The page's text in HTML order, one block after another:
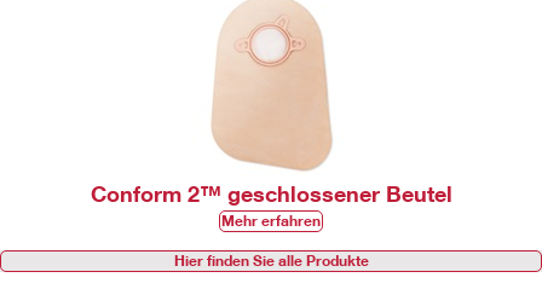
Conform 2™ geschlossener Beutel
Mehr erfahren
Hier finden Sie alle Produkte